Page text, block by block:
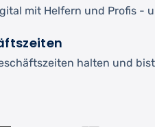
mit Helfern und Profis -
halten und